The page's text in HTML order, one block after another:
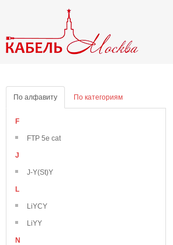
По алфавиту По категориям
F
FTP 5e cat
J
J-Y(St)Y
L
LiYCY
LiYY
N